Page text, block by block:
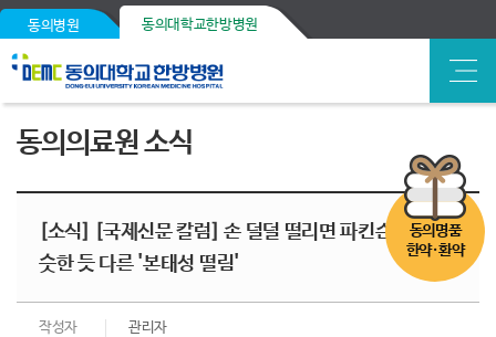
동의병원 동의대학교한방병원
동의명품
한약·환약
동의의료원 소식
[소식] [국제신문 칼럼] 손 덜덜 떨리면 파킨슨병? 비
슷한 듯 다른 '본태성 떨림'
작성자 관리자